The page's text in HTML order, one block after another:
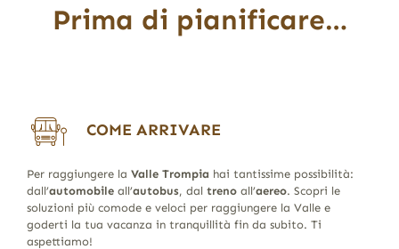
Prima di pianificare…
COME ARRIVARE
Per raggiungere la Valle Trompia hai tantissime possibilità:
dall’automobileall’autobus, dal trenoall’aereo. Scopri le
soluzioni più comode e veloci per raggiungere la Valle e
goderti la tua vacanza in tranquillità fin da subito. Ti
aspettiamo!